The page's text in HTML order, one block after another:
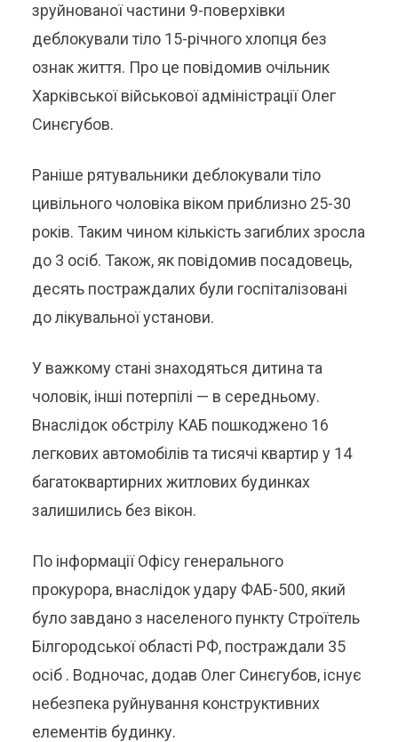
зруйнованої частини 9-поверхівки
деблокували тіло 15-річного хлопця без
ознак життя. Про це повідомив очільник
Харківської військової адміністрації Олег
Синєгубов.
Раніше рятувальники деблокували тіло
цивільного чоловіка віком приблизно 25-30
років. Таким чином кількість загиблих зросла
до 3 осіб. Також, як повідомив посадовець,
десять постраждалих були госпіталізовані
до лікувальної установи.
У важкому стані знаходяться дитина та
чоловік, інші потерпілі — в середньому.
Внаслідок обстрілу КАБ пошкоджено 16
легкових автомобілів та тисячі квартир у 14
багатоквартирних житлових будинках
залишились без вікон.
По інформації Офісу генерального
прокурора, внаслідок удару ФАБ-500, який
було завдано з населеного пункту Строїтель
Білгородської області РФ, постраждали 35
осіб . Водночас, додав Олег Синєгубов, існує
небезпека руйнування конструктивних
елементів будинку.